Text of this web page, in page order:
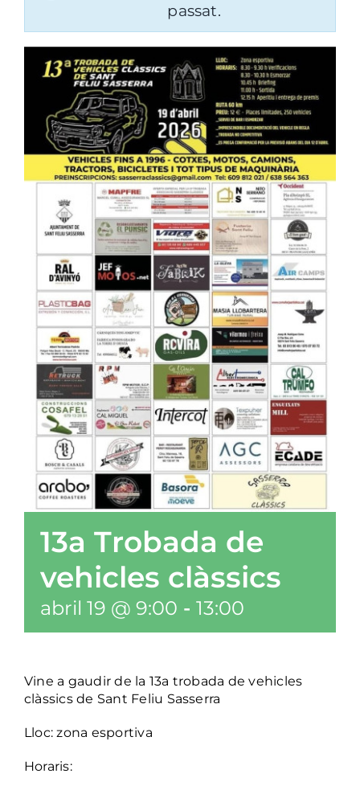
passat.
13a Trobada de
vehicles clàssics
abril 19 @ 9:00 - 13:00
Vine a gaudir de la 13a trobada de vehicles
clàssics de Sant Feliu Sasserra
Lloc: zona esportiva
Horaris: